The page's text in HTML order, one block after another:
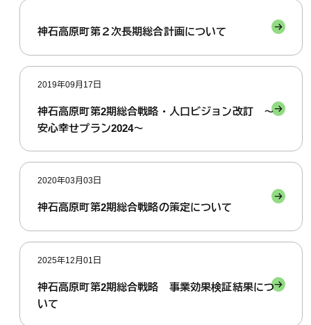
神石高原町第２次長期総合計画について
2019年09月17日
神石高原町第2期総合戦略・人口ビジョン改訂 ～
安心幸せプラン2024～
2020年03月03日
神石高原町第2期総合戦略の策定について
2025年12月01日
神石高原町第2期総合戦略 事業効果検証結果につ
いて